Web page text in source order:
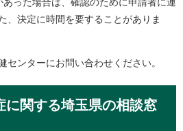
、決定に時間を要することがありま
ターにお問い合わせください。
に関する埼玉県の相談窓